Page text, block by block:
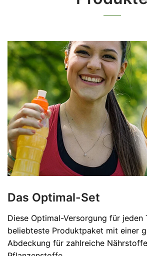
Das Optimal-Set
Diese Optimal-Versorgung für jeden
beliebteste Produktpaket mit einer
Abdeckung für zahlreiche